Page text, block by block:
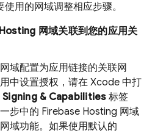
用的网域调整相应步骤。
网域关联到您的应用关
域配置为应用链接的关联网
中设置授权，请在 Xcode 中打
Signing & Capabilities标签
步中的 Firebase Hosting 网域
域功能。如果使用默认的